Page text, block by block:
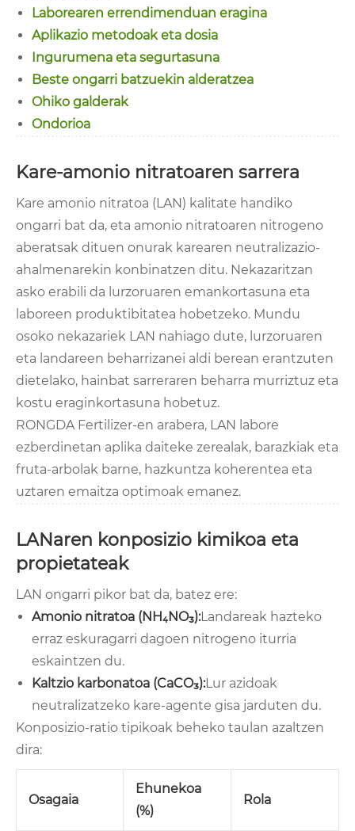
Laborearen errendimenduan eragina
Aplikazio metodoak eta dosia
Ingurumena eta segurtasuna
Beste ongarri batzuekin alderatzea
Ohiko galderak
Ondorioa
Kare-amonio nitratoaren sarrera
Kare amonio nitratoa (LAN) kalitate handiko
ongarri bat da, eta amonio nitratoaren nitrogeno
aberatsak dituen onurak karearen neutralizazio-
ahalmenarekin konbinatzen ditu. Nekazaritzan
asko erabili da lurzoruaren emankortasuna eta
laboreen produktibitatea hobetzeko. Mundu
osoko nekazariek LAN nahiago dute, lurzoruaren
eta landareen beharrizanei aldi berean erantzuten
dietelako, hainbat sarreraren beharra murriztuz eta
kostu eraginkortasuna hobetuz.
RONGDA Fertilizer-en arabera, LAN labore
ezberdinetan aplika daiteke zerealak, barazkiak eta
fruta-arbolak barne, hazkuntza koherentea eta
uztaren emaitza optimoak emanez.
LANaren konposizio kimikoa eta
propietateak
LAN ongarri pikor bat da, batez ere:
Amonio nitratoa (NH₄NO₃):Landareak hazteko
erraz eskuragarri dagoen nitrogeno iturria
eskaintzen du.
Kaltzio karbonatoa (CaCO₃):Lur azidoak
neutralizatzeko kare-agente gisa jarduten du.
Konposizio-ratio tipikoak beheko taulan azaltzen
dira:
Osagaia
Ehunekoa
(%)
Rola